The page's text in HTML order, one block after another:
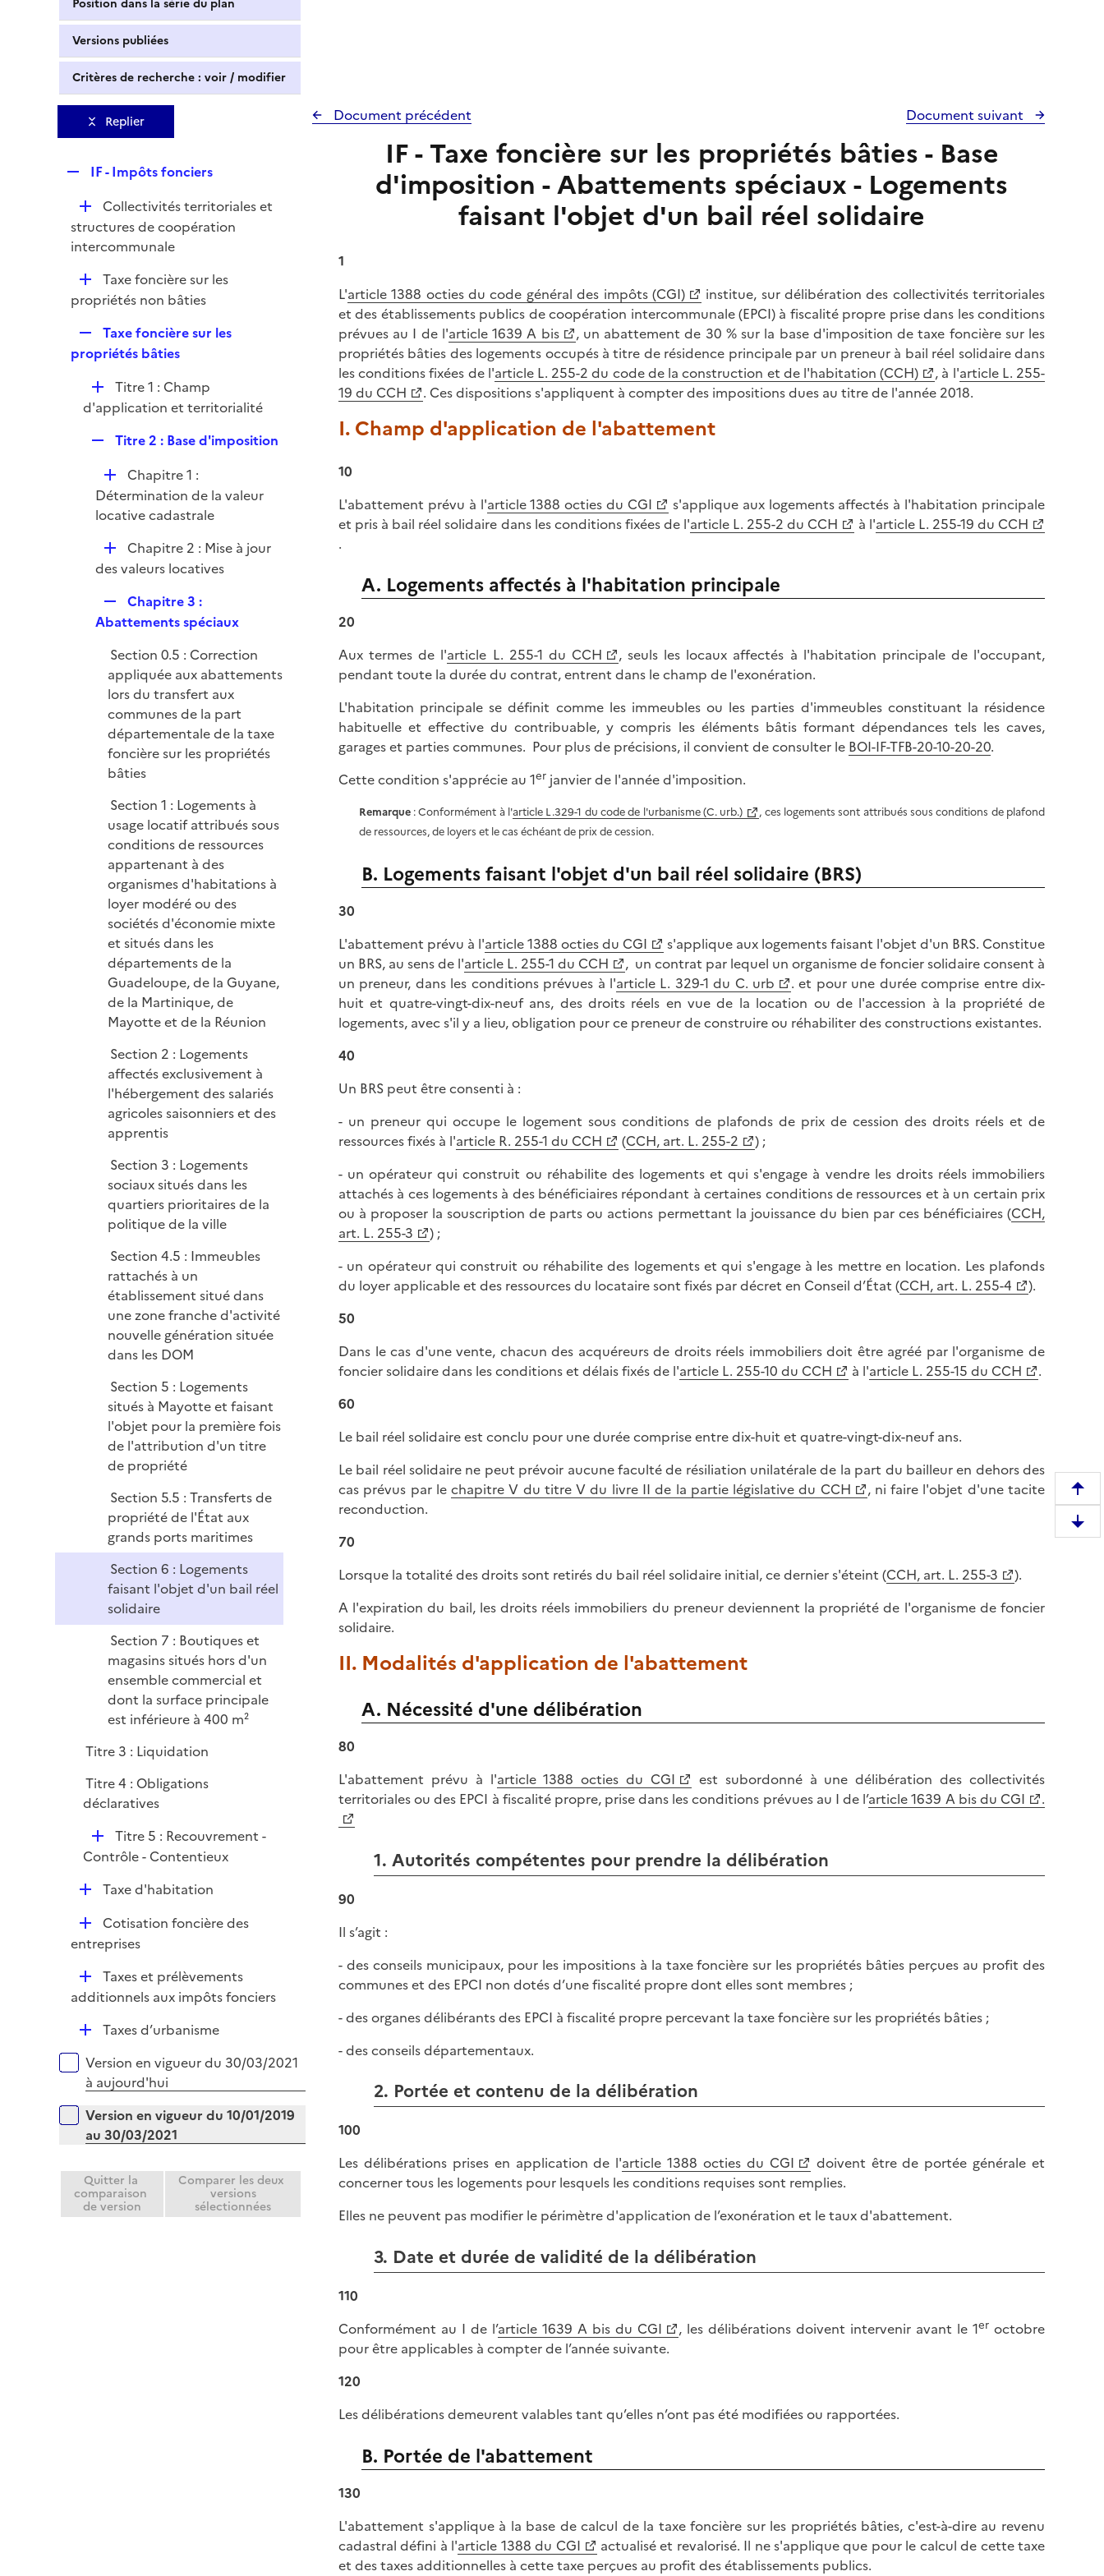
Position dans la série du plan
Versions publiées
Critères de recherche : voir / modifier
Replier
p
l
i
e
r
IF - Impôts fonciers
D
é
p
e
Collectivités territoriales et
structures de coopération
intercommunale
D
é
i
e
r
Taxe foncière sur les
propriétés non bâties
e
l
i
Taxe foncière sur les
propriétés bâties
D
é
i
e
r
Titre 1 : Champ
d'application et territorialité
p
l
i
e
r
Titre 2 : Base d'imposition
D
é
p
e
Chapitre 1 :
Détermination de la valeur
locative cadastrale
D
é
i
r
Chapitre 2 : Mise à jour
des valeurs locatives
e
l
i
e
r
Chapitre 3 :
Abattements spéciaux
Section 0.5 : Correction
appliquée aux abattements
lors du transfert aux
communes de la part
départementale de la taxe
foncière sur les propriétés
bâties
Section 1 : Logements à
usage locatif attribués sous
conditions de ressources
appartenant à des
organismes d'habitations à
loyer modéré ou des
sociétés d'économie mixte
et situés dans les
départements de la
Guadeloupe, de la Guyane,
de la Martinique, de
Mayotte et de la Réunion
Section 2 : Logements
affectés exclusivement à
l'hébergement des salariés
agricoles saisonniers et des
apprentis
Section 3 : Logements
sociaux situés dans les
quartiers prioritaires de la
politique de la ville
Section 4.5 : Immeubles
rattachés à un
établissement situé dans
une zone franche d'activité
nouvelle génération située
dans les DOM
Section 5 : Logements
situés à Mayotte et faisant
l'objet pour la première fois
de l'attribution d'un titre
de propriété
Section 5.5 : Transferts de
propriété de l'État aux
grands ports maritimes
Section 6 : Logements
faisant l'objet d'un bail réel
solidaire
Section 7 : Boutiques et
magasins situés hors d'un
ensemble commercial et
dont la surface principale
est inférieure à 400 m²
Titre 3 : Liquidation
Titre 4 : Obligations
déclaratives
D
é
l
i
e
r
Titre 5 : Recouvrement -
Contrôle - Contentieux
D
l
e
r
Taxe d'habitation
D
é
i
Cotisation foncière des
entreprises
D
é
i
e
r
Taxes et prélèvements
additionnels aux impôts fonciers
D
p
l
i
r
Taxes d’urbanisme
Versions sur la période
Version en vigueur du 30/03/2021
à aujourd'hui
Version en vigueur du 10/01/2019
au 30/03/2021
Quitter la
comparaison
de version
Comparer les deux
versions
sélectionnées
Document précédent Document suivant
IF - Taxe foncière sur les propriétés bâties - Base
d'imposition - Abattements spéciaux - Logements
faisant l'objet d'un bail réel solidaire
1
L'article 1388 octies du code général des impôts (CGI)
institue, sur délibération des collectivités territoriales
et des établissements publics de coopération intercommunale (EPCI) à fiscalité propre prise dans les conditions
prévues au I de l'article 1639 A bis
, un abattement de 30 % sur la base d'imposition de taxe foncière sur les
propriétés bâties des logements occupés à titre de résidence principale par un preneur à bail réel solidaire dans
les conditions fixées de l'article L. 255-2 du code de la construction et de l'habitation (CCH) , à l'article L. 255-
19 du CCH
. Ces dispositions s'appliquent à compter des impositions dues au titre de l'année 2018.
I. Champ d'application de l'abattement
10
L'abattement prévu à l'article 1388 octies du CGI
s'applique aux logements affectés à l'habitation principale
et pris à bail réel solidaire dans les conditions fixées de l'article L. 255-2 du CCH à l'article L. 255-19 du CCH
.
A. Logements affectés à l'habitation principale
20
Aux termes de l'article L. 255-1 du CCH
, seuls les locaux affectés à l'habitation principale de l'occupant,
pendant toute la durée du contrat, entrent dans le champ de l'exonération.
L'habitation principale se définit comme les immeubles ou les parties d'immeubles constituant la résidence
habituelle et effective du contribuable, y compris les éléments bâtis formant dépendances tels les caves,
garages et parties communes. Pour plus de précisions, il convient de consulter le BOI-IF-TFB-20-10-20-20.
Cette condition s'apprécie au 1er janvier de l'année d'imposition.
Remarque: Conformément à l'article L.329-1 du code de l'urbanisme (C. urb.)
, ces logements sont attribués sous conditions de plafond
de ressources, de loyers et le cas échéant de prix de cession.
B. Logements faisant l'objet d'un bail réel solidaire (BRS)
30
L'abattement prévu à l'article 1388 octies du CGI
s'applique aux logements faisant l'objet d'un BRS. Constitue
un BRS, au sens de l'article L. 255-1 du CCH
, un contrat par lequel un organisme de foncier solidaire consent à
un preneur, dans les conditions prévues à l'article L. 329-1 du C. urb
. et pour une durée comprise entre dix-
huit et quatre-vingt-dix-neuf ans, des droits réels en vue de la location ou de l'accession à la propriété de
logements, avec s'il y a lieu, obligation pour ce preneur de construire ou réhabiliter des constructions existantes.
40
Un BRS peut être consenti à :
- un preneur qui occupe le logement sous conditions de plafonds de prix de cession des droits réels et de
ressources fixés à l'article R. 255-1 du CCH (CCH, art. L. 255-2
) ;
- un opérateur qui construit ou réhabilite des logements et qui s'engage à vendre les droits réels immobiliers
attachés à ces logements à des bénéficiaires répondant à certaines conditions de ressources et à un certain prix
ou à proposer la souscription de parts ou actions permettant la jouissance du bien par ces bénéficiaires (CCH,
art. L. 255-3
) ;
- un opérateur qui construit ou réhabilite des logements et qui s'engage à les mettre en location. Les plafonds
du loyer applicable et des ressources du locataire sont fixés par décret en Conseil d’État (CCH, art. L. 255-4
).
50
Dans le cas d'une vente, chacun des acquéreurs de droits réels immobiliers doit être agréé par l'organisme de
foncier solidaire dans les conditions et délais fixés de l'article L. 255-10 du CCH à l'article L. 255-15 du CCH
.
60
Le bail réel solidaire est conclu pour une durée comprise entre dix-huit et quatre-vingt-dix-neuf ans.
Le bail réel solidaire ne peut prévoir aucune faculté de résiliation unilatérale de la part du bailleur en dehors des
cas prévus par lechapitre V du titre V du livre II de la partie législative du CCH
, ni faire l'objet d'une tacite
reconduction.
70
Lorsque la totalité des droits sont retirés du bail réel solidaire initial, ce dernier s'éteint (CCH, art. L. 255-3
).
A l'expiration du bail, les droits réels immobiliers du preneur deviennent la propriété de l'organisme de foncier
solidaire.
II. Modalités d'application de l'abattement
A. Nécessité d'une délibération
80
L'abattement prévu à l'article 1388 octies du CGI
est subordonné à une délibération des collectivités
territoriales ou des EPCI à fiscalité propre, prise dans les conditions prévues au I de l’article 1639 A bis du CGI .
1. Autorités compétentes pour prendre la délibération
90
Il s’agit :
- des conseils municipaux, pour les impositions à la taxe foncière sur les propriétés bâties perçues au profit des
communes et des EPCI non dotés d’une fiscalité propre dont elles sont membres ;
- des organes délibérants des EPCI à fiscalité propre percevant la taxe foncière sur les propriétés bâties ;
- des conseils départementaux.
2. Portée et contenu de la délibération
100
Les délibérations prises en application de l'article 1388 octies du CGI
doivent être de portée générale et
concerner tous les logements pour lesquels les conditions requises sont remplies.
Elles ne peuvent pas modifier le périmètre d'application de l’exonération et le taux d'abattement.
3. Date et durée de validité de la délibération
110
Conformément au I de l’article 1639 A bis du CGI , les délibérations doivent intervenir avant le 1er octobre
pour être applicables à compter de l’année suivante.
120
Les délibérations demeurent valables tant qu’elles n’ont pas été modifiées ou rapportées.
B. Portée de l'abattement
130
L'abattement s'applique à la base de calcul de la taxe foncière sur les propriétés bâties, c'est-à-dire au revenu
cadastral défini à l'article 1388 du CGI
actualisé et revalorisé. Il ne s'applique que pour le calcul de cette taxe
et des taxes additionnelles à cette taxe perçues au profit des établissements publics.
e
m
D